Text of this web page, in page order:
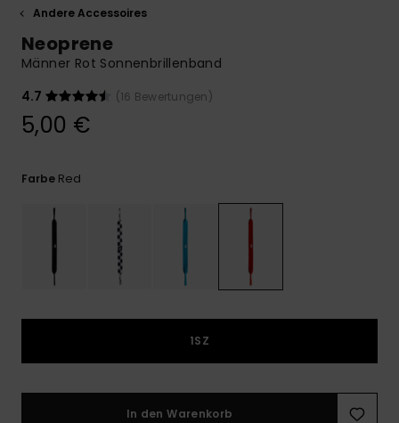
Finden Sie
Antworten auf
ansehen
Andere Accessoires
Neoprene
Männer Rot Sonnenbrillenband
4.7
(16 Bewertungen)
5,00 €
Farbe Red
1SZ
In den Warenkorb